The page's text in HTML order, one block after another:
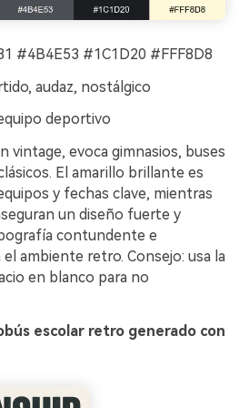
#4B4E53 #1C1D20 #FFF8D8
audaz, nostálgico
deportivo
vintage, evoca gimnasios, buses
El amarillo brillante es
y fechas clave, mientras
un diseño fuerte y
contundente e
ambiente retro. Consejo: usa la
en blanco para no
escolar retro generado con